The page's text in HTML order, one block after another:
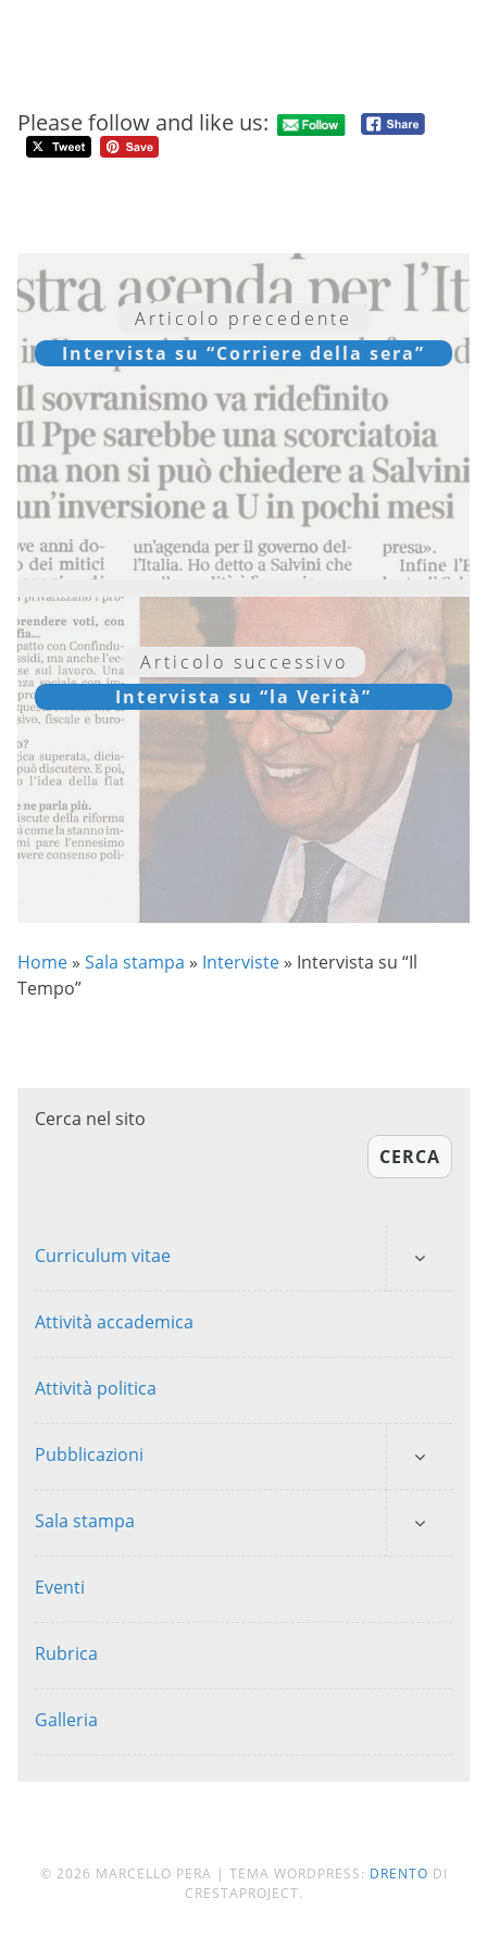
Please follow and like us:
Articolo precedente
Intervista su “Corriere della sera”
Articolo successivo
Intervista su “la Verità”
Home » Sala stampa » Interviste » Intervista su “Il
Tempo”
Cerca nel sito
CERCA
Curriculum vitae
Attività accademica
Attività politica
Pubblicazioni
Sala stampa
Eventi
Rubrica
Galleria
© 2026 MARCELLO PERA | TEMA WORDPRESS: DRENTO DI
CRESTAPROJECT.